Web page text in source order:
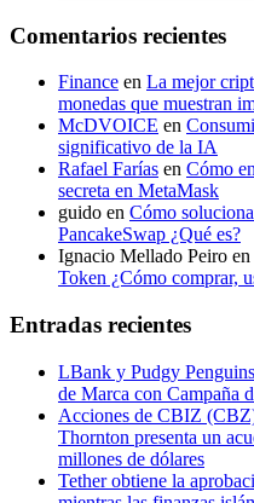
Comentarios recientes
Finance en La mejor
monedas que muestran
McDVOICE en
significativo de la IA
Rafael Farías en Cómo
secreta en MetaMask
guido en Cómo
PancakeSwap ¿Qué es?
Ignacio Mellado Peiro en
Token ¿Cómo comprar,
Entradas recientes
LBank y Pudgy
de Marca con Campaña
Acciones de CBIZ
Thornton presenta un
millones de dólares
Tether obtiene la